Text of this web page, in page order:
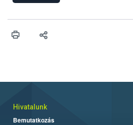
Hivatalunk
Bemutatkozás